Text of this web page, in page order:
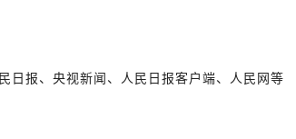
日报、央视新闻、人民日报客户端、人民网等